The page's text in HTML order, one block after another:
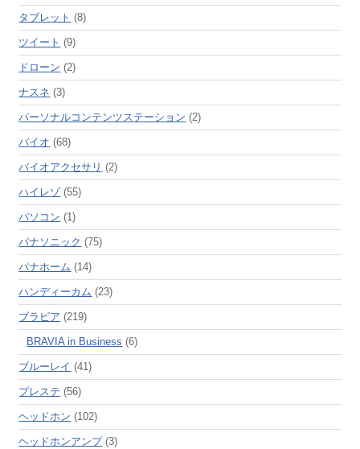
タブレット (8)
ツイート (9)
ドローン (2)
ナスネ (3)
パーソナルコンテンツステーション (2)
バイオ (68)
バイオアクセサリ (2)
ハイレゾ(55)
パソコン (1)
パナソニック (75)
パナホーム (14)
ハンディーカム (23)
ブラビア (219)
BRAVIA in Business (6)
ブルーレイ (41)
プレステ (56)
ヘッドホン (102)
ヘッドホンアンプ(3)